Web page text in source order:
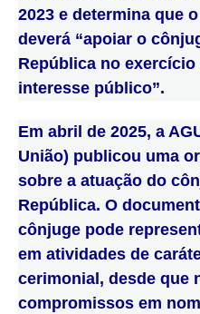
2023 e determina que
deverá “apoiar o
República no
interesse público”.
Em abril de 2025, a
União) publicou uma
sobre a atuação do
República. O
cônjuge pode
em atividades de
cerimonial, desde que
compromissos em